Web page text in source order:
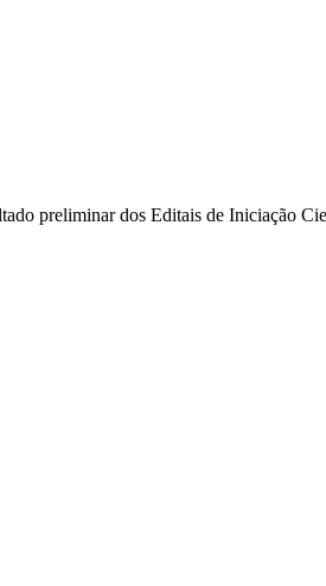
preliminar dos Editais de Iniciação